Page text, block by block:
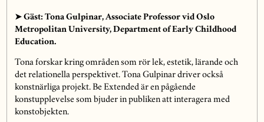
➤ Gäst: Tona Gulpinar, Associate Professor vid Oslo
Metropolitan University, Department of Early Childhood
Education.
Tona forskar kring områden som rör lek, estetik, lärande och
det relationella perspektivet. Tona Gulpinar driver också
konstnärliga projekt. Be Extended är en pågående
konstupplevelse som bjuder in publiken att interagera med
konstobjekten.